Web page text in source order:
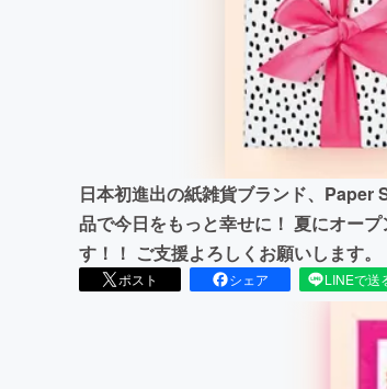
日本初進出の紙雑貨ブランド、Paper
品で今日をもっと幸せに！ 夏にオー
す！！ ご支援よろしくお願いします。
ポスト シェア LINEで送